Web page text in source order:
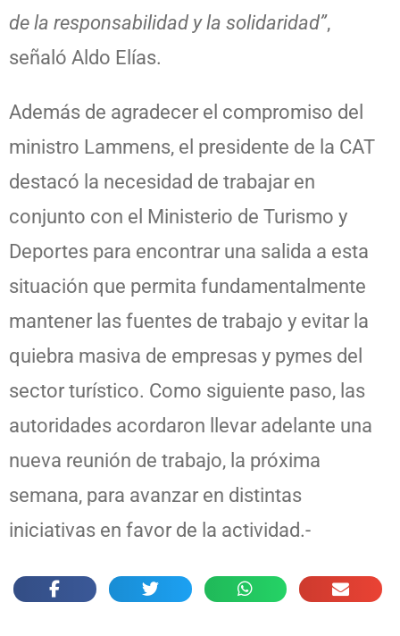
de la responsabilidad y la solidaridad”,
señaló Aldo Elías.
Además de agradecer el compromiso del
ministro Lammens, el presidente de la CAT
destacó la necesidad de trabajar en
conjunto con el Ministerio de Turismo y
Deportes para encontrar una salida a esta
situación que permita fundamentalmente
mantener las fuentes de trabajo y evitar la
quiebra masiva de empresas y pymes del
sector turístico. Como siguiente paso, las
autoridades acordaron llevar adelante una
nueva reunión de trabajo, la próxima
semana, para avanzar en distintas
iniciativas en favor de la actividad.-